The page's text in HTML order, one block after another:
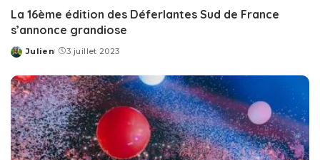
La 16ème édition des Déferlantes Sud de France
s’annonce grandiose
Posted
Julien 3 juillet 2023